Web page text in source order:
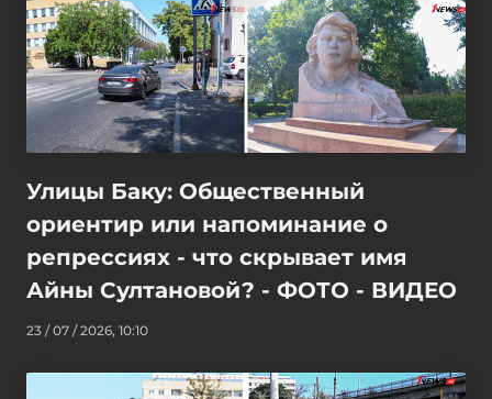
Улицы Баку: Общественный
ориентир или напоминание о
репрессиях - что скрывает имя
Айны Султановой? - ФОТО - ВИДЕО
23 / 07 / 2026, 10:10